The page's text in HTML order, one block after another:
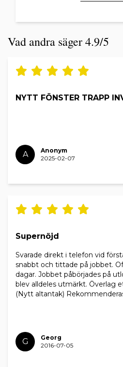
Vad andra säger 4.9/5
NYTT FÖNSTER TRAPP
A
Anonym
2025-02-07
Supernöjd
Svarade direkt i telefon vid
snabbt och tittade på jobbet.
dagar. Jobbet påbörjades på
blev alldeles utmärkt. Överlag
(Nytt altantak)
G
Georg
2016-07-05